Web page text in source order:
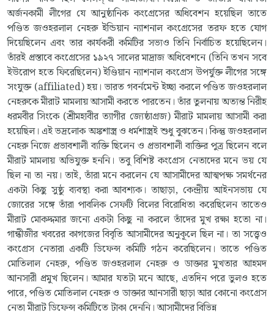
অর্জনকামী লীগের যে আনুষ্ঠানিক কংগ্রেসের অধিবেশন হয়েছিল তাতে
পণ্ডিত জওহরলাল নেহরু ইন্ডিয়ান ন্যাশনাল কংগ্রেসের তরফ হতে যোগ
দিয়েছিলেন এবং তার কার্যকরী কমিটির সভ্যও তিনি নির্বাচিত হয়েছিলেন।
তাঁরই প্রস্তাবে কংগ্রেসের ১৯২৭ সালের মাদ্রাজ অধিবেশনে (তিনি তখন সবে
ইউরোপ হতে ফিরেছিলেন) ইণ্ডিয়ান ন্যাশনাল কংগ্রেস উপর্যুক্ত লীগের সঙ্গে
সংযুক্ত (affiliated) হয়। ভারত গবর্নমেন্ট ইচ্ছা করলে পণ্ডিত জওহরলাল
নেহরুকে মীরাট মামলায় আসামী করতে পারতেন। তাঁর তুলনায় অত্যন্ত নিরীহ
ধরমবীর সিংকে (শ্রীমহাবীর ত্যাগীর জ্যেষ্ঠাগ্রজ) মীরাট মামলায় আসামী করা
হয়েছিল। এই ভদ্রলোক অঙ্কশাস্ত্র ও ধর্মশাস্ত্রই শুধু বুঝতেন। কিন্তু জওহরলাল
নেহরু নিজে প্রভাবশালী ব্যক্তি ছিলেন ও প্রভাবশালী ব্যক্তির পুত্র ছিলেন বলে
মীরাট মামলায় অভিযুক্ত হননি। তবু বিশিষ্ট কংগ্রেস নেতাদের মনে ভয় যে
ছিল না তা নয়। তাই, তাঁরা মনে করলেন যে আসামীদের আত্মপক্ষ সমর্থনের
একটা কিছু সুষ্ঠু ব্যবস্থা করা আবশ্যক। তাছাড়া, কেন্দ্রীয় আইনসভায় যে
জোরের সঙ্গে তাঁরা পাবলিক সেফটি বিলের বিরোধিতা করেছিলেন তাতেও
মীরাট মোকদ্দমার জন্যে একটা কিছু না করলে তাঁদের মুখ রক্ষা হতো না।
গান্ধীজীর খবরের কাগজের বিবৃতি আসামীদের অনুকূলে ছিল না। তা সত্ত্বেও
কংগ্রেস নেতারা একটি ডিফেন্স কমিটি গঠন করেছিলেন। তাতে পণ্ডিত
মোতিলাল নেহরু, পণ্ডিত জওহরলাল নেহরু ও ডাক্তার মুখতার আহমদ
আনসারী প্রমুখ ছিলেন। আমার যতটা মনে আছে, এতদিন পরে ভুলও হতে
পারে, পণ্ডিত মোতিলাল নেহরু ও ডাক্তার আনসারী ছাড়া আর কোনো কংগ্রেস
নেতা মীরাট ডিফেন্স কমিটিতে টাকা দেননি। আসামীদের বিভিন্ন